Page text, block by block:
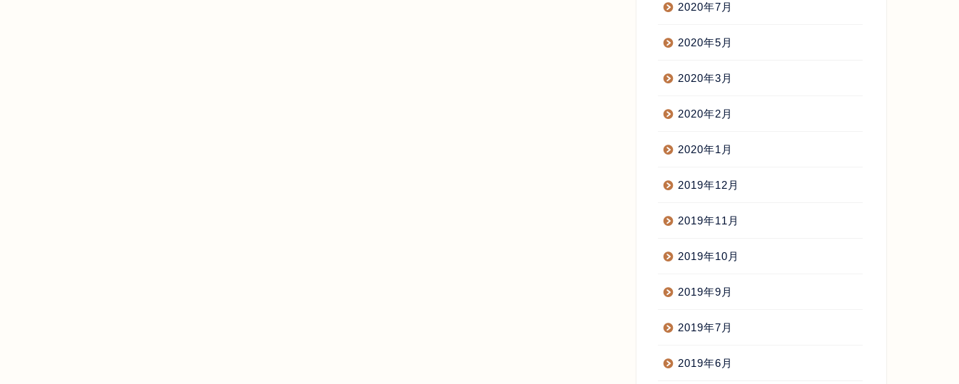
2020年7月
2020年5月
2020年3月
2020年2月
2020年1月
2019年12月
2019年11月
2019年10月
2019年9月
2019年7月
2019年6月